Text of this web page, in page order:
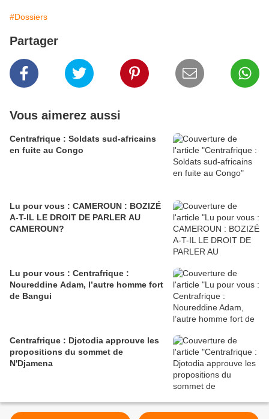
#Dossiers
Partager
Vous aimerez aussi
Centrafrique : Soldats sud-africains
en fuite au Congo
Lu pour vous : CAMEROUN : BOZIZÉ
A-T-IL LE DROIT DE PARLER AU
CAMEROUN?
Lu pour vous : Centrafrique :
Noureddine Adam, l’autre homme fort
de Bangui
Centrafrique : Djotodia approuve les
propositions du sommet de
N'Djamena